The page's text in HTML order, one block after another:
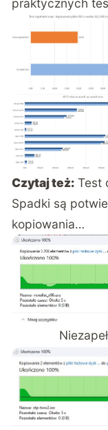
praktycznych
Czytaj też: Test
Spadki są
kopiowania…